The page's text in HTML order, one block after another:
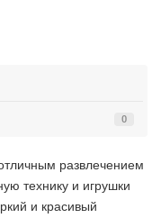
0
развлечением
технику и игрушки
и красивый